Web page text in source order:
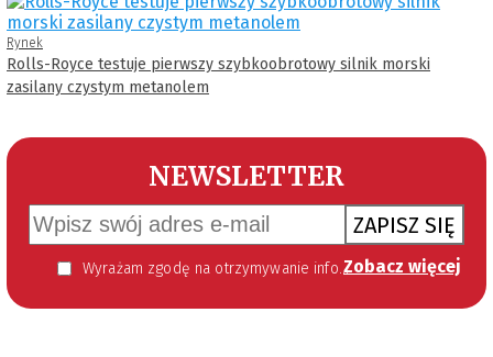
Rynek
Rolls-Royce testuje pierwszy szybkoobrotowy silnik morski
zasilany czystym metanolem
NEWSLETTER
ZAPISZ SIĘ
Wyrażam zgodę na otrzymywanie informacji handlowej kierowanej do mnie za pomocą środków komunikacji elektronicznej w szczególności poczty elektronicznej zgodnie z przepisem art. 10 ust 2 ustawy z dnia 18 lipca 2002 roku o świadczeniu usług drogą elektroniczną (Dz. U. 144 z 2002 r. poz. 1204). Zgoda jest dobrowolna, jednak jej wyrażenie jest konieczne, aby otrzymywać newsletter. Zobacz więcej